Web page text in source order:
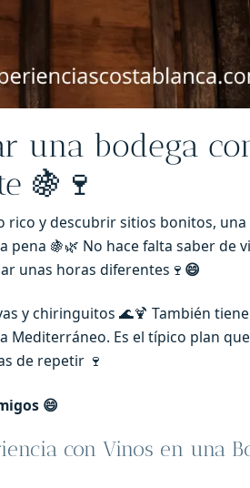
una bodega
🍇🍷
rico y descubrir sitios bonitos, una
pena 🍇🌿 No hace falta saber de
unas horas diferentes🍷 😄
y chiringuitos 🌊🍹 También
Mediterráneo. Es el típico plan
de repetir 🍷
😄
con Vinos en una